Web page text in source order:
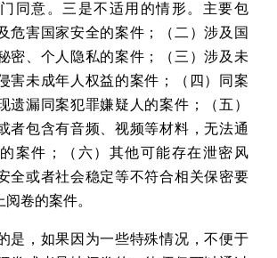
同意。三是不适用的情形。主要包
危害国家安全的案件；（二）涉及国
密、个人隐私的案件；（三）涉及未
害未成年人权益的案件；（四）同案
遗漏同案犯罪嫌疑人的案件；（五）
者包含有音频、视频等材料，无法通
案件；（六）其他可能存在泄密风
全或者社会稳定等不符合相关保密要
卷的案件。
，如果因为一些特殊情况，不便于